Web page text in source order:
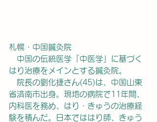
札幌・中国鍼灸院
中国の伝統医学「中医学」に基づく
はり治療をメインとする鍼灸院。
院長の劉化捷さん(45)は、中国山東
省済南市出身。現地の病院で11年間、
内科医を務め、はり・きゅうの治療経
験を積んだ。日本でははり師、きゅう